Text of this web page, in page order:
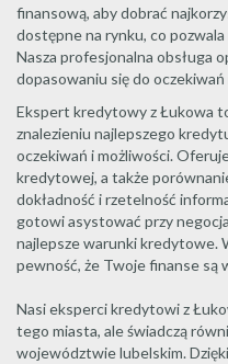
finansową, aby dobrać
dostępne na rynku, co
Nasza profesjonalna obsługa
dopasowaniu się do
Ekspert kredytowy z Łukowa
znalezieniu najlepszego
oczekiwań i możliwości.
kredytowej, a także
dokładność i rzetelność
gotowi asystować przy
najlepsze warunki kredytowe.
pewność, że Twoje finanse są
Nasi eksperci kredytowi z
tego miasta, ale świadczą
województwie lubelskim.